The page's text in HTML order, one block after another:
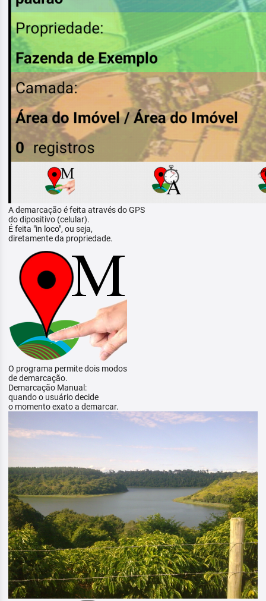
A demarcação é feita através do GPS
do dipositivo (celular).
É feita "in loco", ou seja,
diretamente da propriedade.
O programa permite dois modos
de demarcação.
Demarcação Manual:
quando o usuário decide
o momento exato a demarcar.